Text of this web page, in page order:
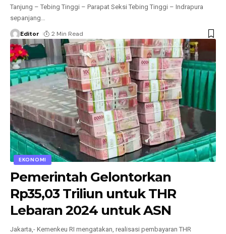
Tanjung – Tebing Tinggi – Parapat Seksi Tebing Tinggi – Indrapura
sepanjang
Editor 2 Min Read
EKONOMI
Pemerintah Gelontorkan
Rp35,03 Triliun untuk THR
Lebaran 2024 untuk ASN
Jakarta,- Kemenkeu RI mengatakan, realisasi pembayaran THR